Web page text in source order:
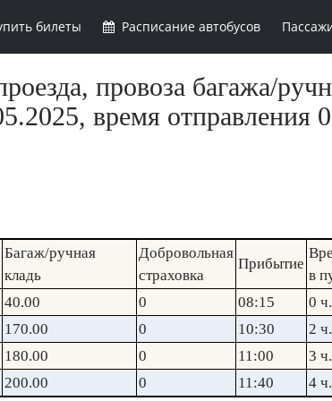
билеты Расписание автобусов
провоза багажа/
время отправления
Багаж/ручная
кладь
Добровольная
страховка
Прибытие
в
40.00 0 08:15
0
170.00 0 10:30
2
180.00 0 11:00
3
200.00 0 11:40 4